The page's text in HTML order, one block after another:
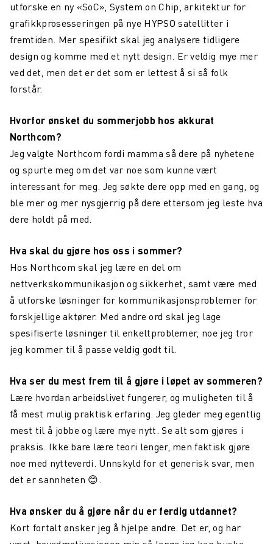
utforske en ny «SoC», System on Chip, arkitektur for
grafikkprosesseringen på nye HYPSO satellitter i
fremtiden. Mer spesifikt skal jeg analysere tidligere
design og komme med et nytt design. Er veldig mye mer
ved det, men det er det som er lettest å si så folk
forstår.
Hvorfor ønsket du sommerjobb hos akkurat
Northcom?
Jeg valgte Northcom fordi mamma så dere på nyhetene
og spurte meg om det var noe som kunne vært
interessant for meg. Jeg søkte dere opp med en gang, og
ble mer og mer nysgjerrig på dere ettersom jeg leste hva
dere holdt på med.
Hva skal du gjøre hos oss i sommer?
Hos Northcom skal jeg lære en del om
nettverkskommunikasjon og sikkerhet, samt være med
å utforske løsninger for kommunikasjonsproblemer for
forskjellige aktører. Med andre ord skal jeg lage
spesifiserte løsninger til enkeltproblemer, noe jeg tror
jeg kommer til å passe veldig godt til.
Hva ser du mest frem til å gjøre i løpet av sommeren?
Lære hvordan arbeidslivet fungerer, og muligheten til å
få mest mulig praktisk erfaring. Jeg gleder meg egentlig
mest til å jobbe og lære mye nytt. Se alt som gjøres i
praksis. Ikke bare lære teori lenger, men faktisk gjøre
noe med nytteverdi. Unnskyld for et generisk svar, men
det er sannheten 😊.
Hva ønsker du å gjøre når du er ferdig utdannet?
Kort fortalt ønsker jeg å hjelpe andre. Det er, og har